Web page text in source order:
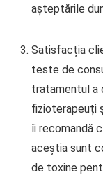
așteptările
Satisfacția
teste de
tratamentul a
fizioterapeuți
îi recomandă
aceștia sunt
de toxine